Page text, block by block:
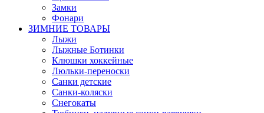
Замки
Фонари
ЗИМНИЕ ТОВАРЫ
Лыжи
Лыжные Ботинки
Клюшки хоккейные
Люльки-переноски
Санки детские
Санки-коляски
Снегокаты